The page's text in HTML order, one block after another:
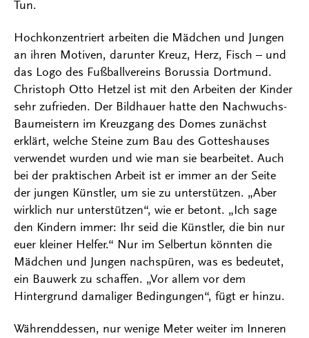
Tun.
Hochkonzentriert arbeiten die Mädchen und Jungen
an ihren Motiven, darunter Kreuz, Herz, Fisch – und
das Logo des Fußballvereins Borussia Dortmund.
Christoph Otto Hetzel ist mit den Arbeiten der Kinder
sehr zufrieden. Der Bildhauer hatte den Nachwuchs-
Baumeistern im Kreuzgang des Domes zunächst
erklärt, welche Steine zum Bau des Gotteshauses
verwendet wurden und wie man sie bearbeitet. Auch
bei der praktischen Arbeit ist er immer an der Seite
der jungen Künstler, um sie zu unterstützen. „Aber
wirklich nur unterstützen“, wie er betont. „Ich sage
den Kindern immer: Ihr seid die Künstler, die bin nur
euer kleiner Helfer.“ Nur im Selbertun könnten die
Mädchen und Jungen nachspüren, was es bedeutet,
ein Bauwerk zu schaffen. „Vor allem vor dem
Hintergrund damaliger Bedingungen“, fügt er hinzu.
Währenddessen, nur wenige Meter weiter im Inneren